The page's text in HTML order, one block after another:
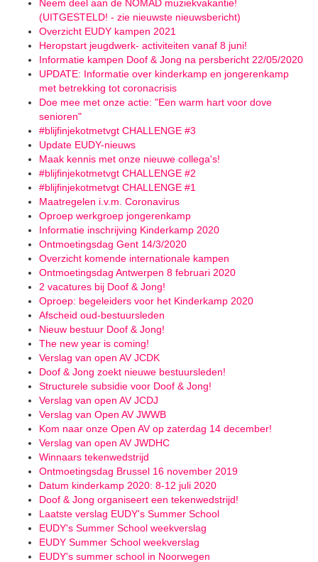
Neem deel aan de NOMAD muziekvakantie!
(UITGESTELD! - zie nieuwste nieuwsbericht)
Overzicht EUDY kampen 2021
Heropstart jeugdwerk- activiteiten vanaf 8 juni!
Informatie kampen Doof & Jong na persbericht 22/05/2020
UPDATE: Informatie over kinderkamp en jongerenkamp
met betrekking tot coronacrisis
Doe mee met onze actie: "Een warm hart voor dove
senioren"
#blijfinjekotmetvgt CHALLENGE #3
Update EUDY-nieuws
Maak kennis met onze nieuwe collega's!
#blijfinjekotmetvgt CHALLENGE #2
#blijfinjekotmetvgt CHALLENGE #1
Maatregelen i.v.m. Coronavirus
Oproep werkgroep jongerenkamp
Informatie inschrijving Kinderkamp 2020
Ontmoetingsdag Gent 14/3/2020
Overzicht komende internationale kampen
Ontmoetingsdag Antwerpen 8 februari 2020
2 vacatures bij Doof & Jong!
Oproep: begeleiders voor het Kinderkamp 2020
Afscheid oud-bestuursleden
Nieuw bestuur Doof & Jong!
The new year is coming!
Verslag van open AV JCDK
Doof & Jong zoekt nieuwe bestuursleden!
Structurele subsidie voor Doof & Jong!
Verslag van open AV JCDJ
Verslag van Open AV JWWB
Kom naar onze Open AV op zaterdag 14 december!
Verslag van open AV JWDHC
Winnaars tekenwedstrijd
Ontmoetingsdag Brussel 16 november 2019
Datum kinderkamp 2020: 8-12 juli 2020
Doof & Jong organiseert een tekenwedstrijd!
Laatste verslag EUDY's Summer School
EUDY's Summer School weekverslag
EUDY Summer School weekverslag
EUDY's summer school in Noorwegen